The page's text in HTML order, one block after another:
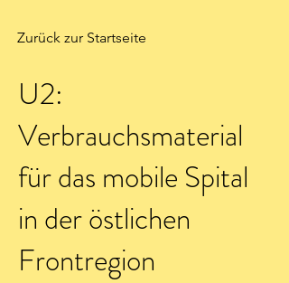
Zurück zur Startseite
U2:
Verbrauchsmaterial
für das mobile Spital
in der östlichen
Frontregion